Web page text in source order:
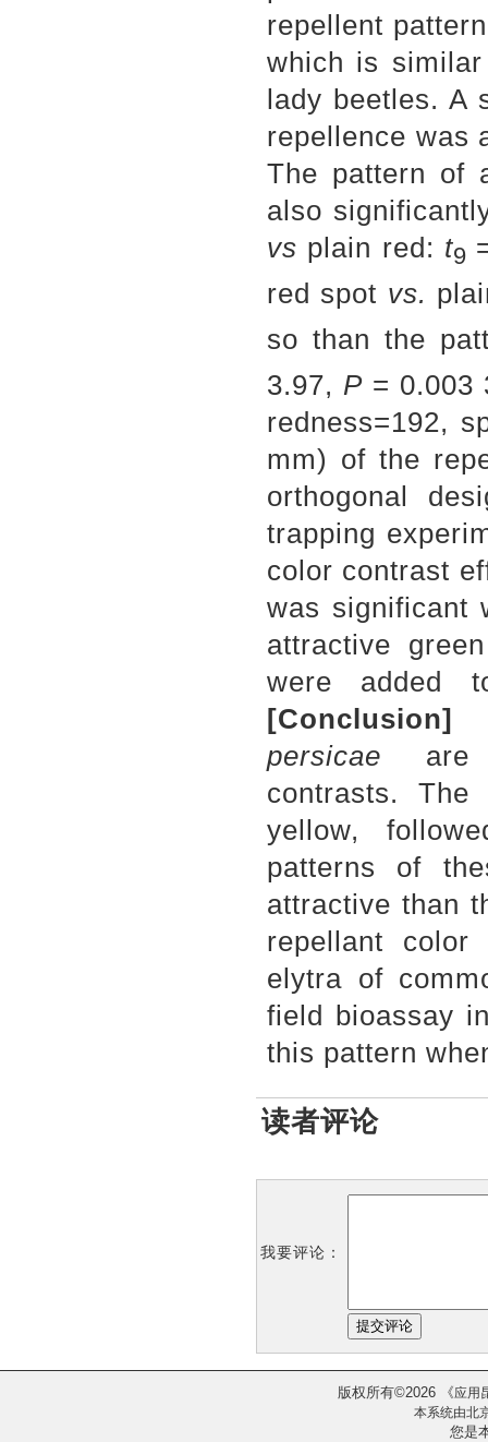
repellent
which is
lady beetles. A
repellence was
The pattern of
also
vs plain red: t9
red spot vs.
so than the
3.97, P = 0.003
redness=192,
mm) of the
orthogonal
trapping
color contrast
was significant
attractive
were added
persicae are
contrasts.
yellow,
patterns of
attractive than
repellant
elytra of
field bioassay
this pattern
读者评论
我要评论：
版权所有©2026 《应用
本系统由北
您是